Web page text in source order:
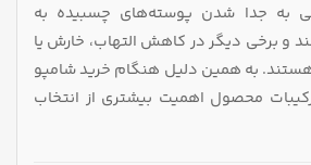
به جدا شدن پوسته‌های چسبیده به
برخی دیگر در کاهش التهاب، خارش یا
به همین دلیل هنگام خرید شامپو
محصول اهمیت بیشتری از انتخاب